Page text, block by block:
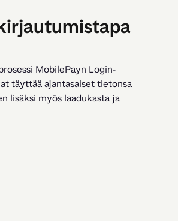
MobilePayn Login-
täyttää ajantasaiset tietonsa
lisäksi myös laadukasta ja